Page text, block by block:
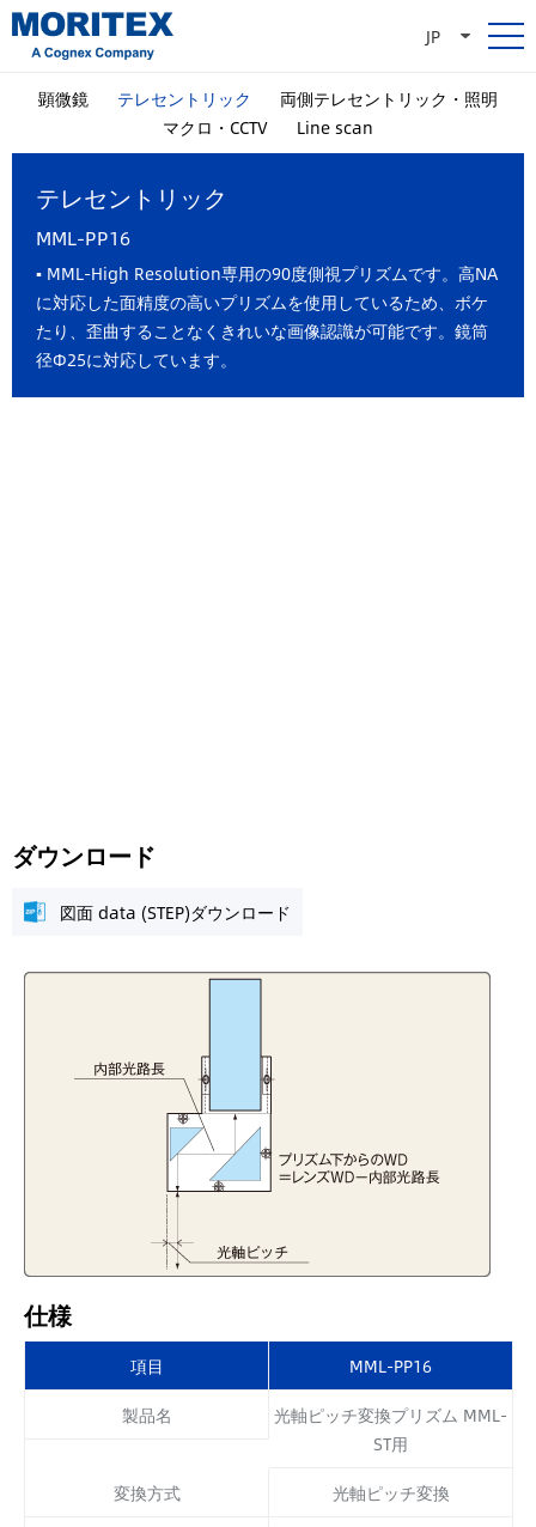
JP
顕微鏡 テレセントリック
両側テレセントリック・照明
マクロ・CCTV
Line scan
テレセントリック
MML-PP16
▪ MML-High Resolution専用の90度側視プリズムです。高NA
に対応した面精度の高いプリズムを使用しているため、ボケ
たり、歪曲することなくきれいな画像認識が可能です。鏡筒
径Φ25に対応しています。
ダウンロード
図面 data (STEP)ダウンロード
仕様
項目
MML-PP16
製品名
光軸ピッチ変換プリズム MML-
ST用
変換方式
光軸ピッチ変換